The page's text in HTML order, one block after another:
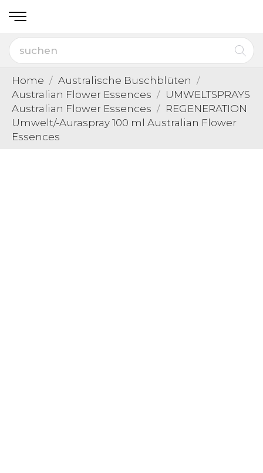
Home
Australische Buschblüten
Australian Flower Essences
UMWELTSPRAYS
Australian Flower Essences
REGENERATION
Umwelt/-Auraspray 100 ml Australian Flower
Essences